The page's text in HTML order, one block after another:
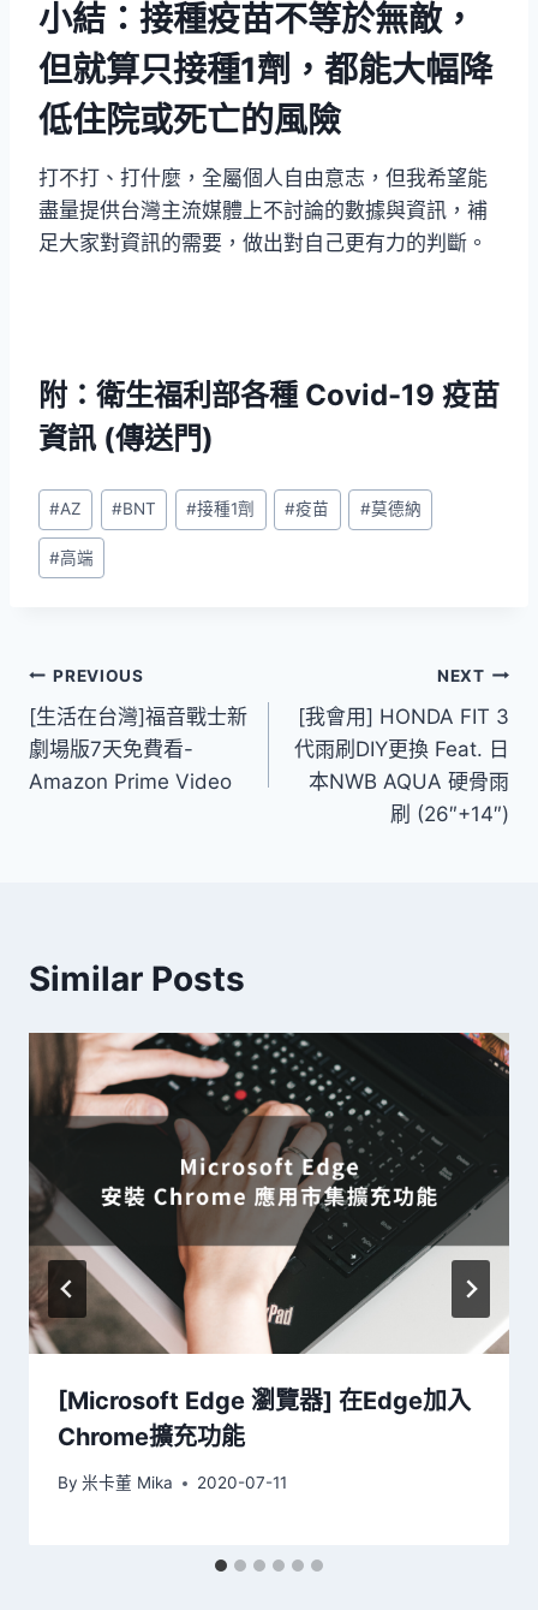
小結：接種疫苗不等於無敵，
但就算只接種1劑，都能大幅降
低住院或死亡的風險
打不打、打什麼，全屬個人自由意志，但我希望能
盡量提供台灣主流媒體上不討論的數據與資訊，補
足大家對資訊的需要，做出對自己更有力的判斷。
附：衛生福利部各種 Covid-19 疫苗
資訊 (傳送門)
Post
Tags:
#AZ #BNT #接種1劑 #疫苗 #莫德納
#高端
文
章
導
PREVIOUS
[生活在台灣]福音戰士新
劇場版7天免費看-
Amazon Prime Video
NEXT
[我會用] HONDA FIT 3
代雨刷DIY更換 Feat. 日
本NWB AQUA 硬骨雨
刷 (26″+14″)
Similar Posts
[Microsoft Edge 瀏覽器] 在Edge加入
Chrome擴充功能
By 米卡董 Mika 2020-07-11